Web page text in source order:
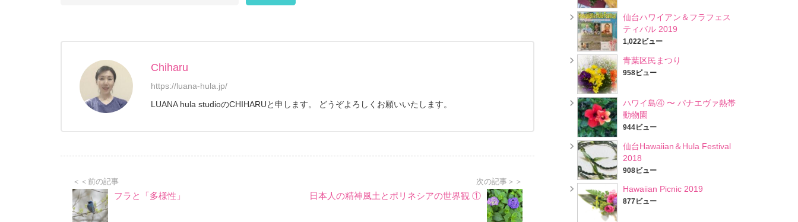
Chiharu
https://luana-hula.jp/
LUANA hula studioのCHIHARUと申します。 どうぞよろしくお願いいたします。
＜＜前の記事
フラと「多様性」
次の記事＞＞
日本人の精神風土とポリネシアの世界観 ①
仙台ハワイアン＆フラフェス
ティバル 2019
1,022ビュー
青葉区民まつり
958ビュー
ハワイ島④ 〜 パナエヴァ熱帯
動物園
944ビュー
仙台Hawaiian＆Hula Festival
2018
908ビュー
Hawaiian Picnic 2019
877ビュー